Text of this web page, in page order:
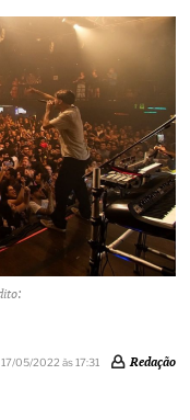
17/05/2022 às 17:31 Redação